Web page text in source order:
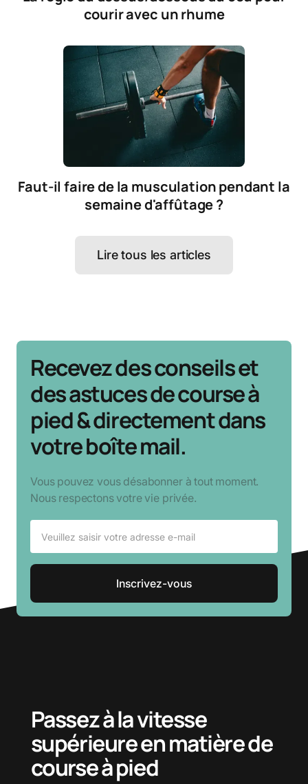
courir avec un rhume
Faut-il faire de la musculation pendant la
semaine d'affûtage ?
Lire tous les articles
Recevez des conseils et
des astuces de course à
pied & directement dans
votre boîte mail.
Vous pouvez vous désabonner à tout moment.
Nous respectons votre vie privée.
Passez à la vitesse
supérieure en matière de
course à pied